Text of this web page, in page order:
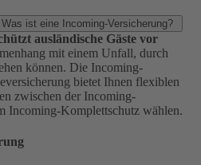
ist eine Incoming-Versicherung?
ausländische Gäste vor
mit einem Unfall, durch
können. Die Incoming-​
bietet Ihnen flexiblen
zwischen der Incoming-​
Incoming-​Komplettschutz wählen.